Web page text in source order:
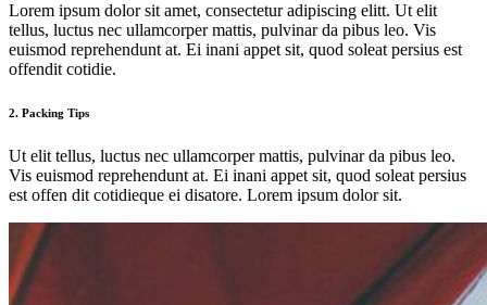
Lorem ipsum dolor sit amet, consectetur adipiscing elitt. Ut elit
tellus, luctus nec ullamcorper mattis, pulvinar da pibus leo. Vis
euismod reprehendunt at. Ei inani appet sit, quod soleat persius est
offendit cotidie.
2. Packing Tips
Ut elit tellus, luctus nec ullamcorper mattis, pulvinar da pibus leo.
Vis euismod reprehendunt at. Ei inani appet sit, quod soleat persius
est offen dit cotidieque ei disatore. Lorem ipsum dolor sit.